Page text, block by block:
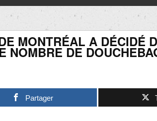
MONTRÉAL A DÉCIDÉ
NOMBRE DE
Partager